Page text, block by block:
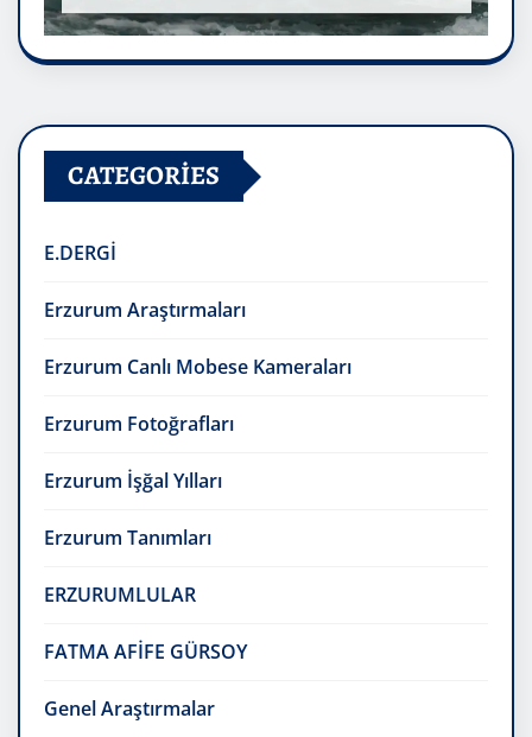
CATEGORIES
E.DERGİ
Erzurum Araştırmaları
Erzurum Canlı Mobese Kameraları
Erzurum Fotoğrafları
Erzurum İşğal Yılları
Erzurum Tanımları
ERZURUMLULAR
FATMA AFİFE GÜRSOY
Genel Araştırmalar